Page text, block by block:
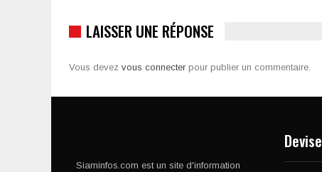
LAISSER UNE RÉPONSE
Vous devez vous connecter pour publier un commentaire.
Siaminfos.com est un site d'information
Devise